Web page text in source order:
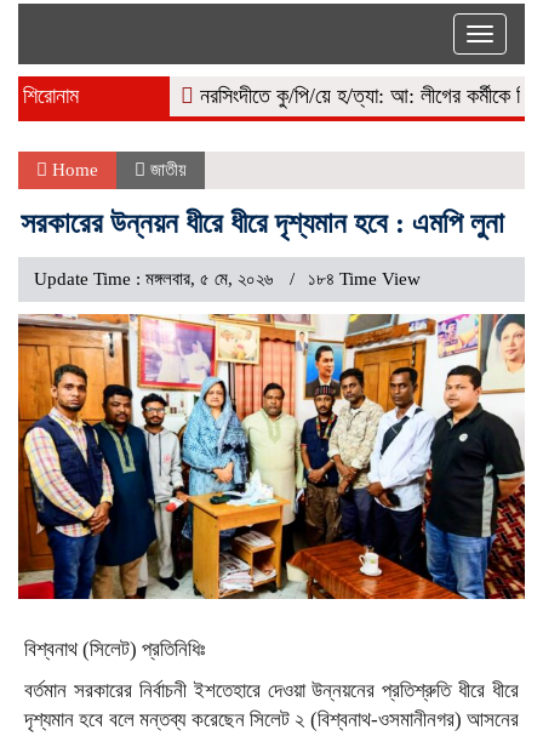
Toggle
শিরোনাম নরসিংদীতে কু/পি/য়ে হ/ত্যা: আ: লীগের কর্মীকে বিএনপি
Home জাতীয়
সরকারের উন্নয়ন ধীরে ধীরে দৃশ্যমান হবে : এমপি লুনা
Update Time : মঙ্গলবার, ৫ মে, ২০২৬ ১৮৪ Time View
বিশ্বনাথ (সিলেট) প্রতিনিধিঃ
বর্তমান সরকারের নির্বাচনী ইশতেহারে দেওয়া উন্নয়নের প্রতিশ্রুতি ধীরে ধীরে
দৃশ্যমান হবে বলে মন্তব্য করেছেন সিলেট ২ (বিশ্বনাথ-ওসমানীনগর) আসনের